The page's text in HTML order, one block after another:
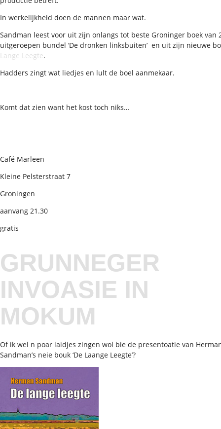
In werkelijkheid doen de mannen maar wat.
Sandman leest voor uit zijn onlangs tot beste Groninger boek van
uitgeroepen bundel ‘De dronken linksbuiten’ en uit zijn nieuwe
Lange Leegte.
Hadders zingt wat liedjes en lult de boel aanmekaar.
Komt dat zien want het kost toch niks…
Café Marleen
Kleine Pelsterstraat 7
Groningen
aanvang 21.30
gratis
GRUNNEGER
INVOASIE IN
MOKUM
Of ik wel n poar laidjes zingen wol bie de presentoatie van
Sandman’s neie bouk ‘De Laange Leegte’?